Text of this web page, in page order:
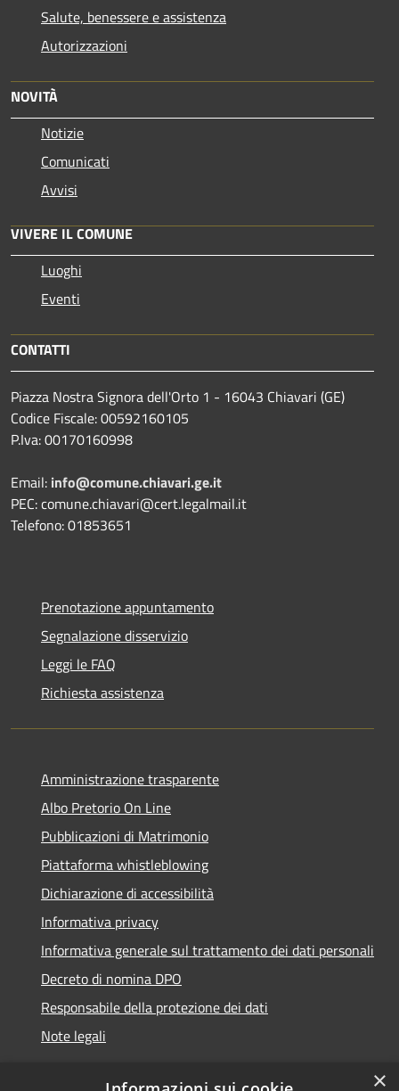
Salute, benessere e assistenza
Autorizzazioni
NOVITÀ
Notizie
Comunicati
Avvisi
VIVERE IL COMUNE
Luoghi
Eventi
CONTATTI
Piazza Nostra Signora dell'Orto 1 - 16043 Chiavari (GE)
Codice Fiscale: 00592160105
P.Iva: 00170160998
Email: info@comune.chiavari.ge.it
PEC: comune.chiavari@cert.legalmail.it
Telefono: 01853651
Prenotazione appuntamento
Segnalazione disservizio
Leggi le FAQ
Richiesta assistenza
Amministrazione trasparente
Albo Pretorio On Line
Pubblicazioni di Matrimonio
Piattaforma whistleblowing
Dichiarazione di accessibilità
Informativa privacy
Informativa generale sul trattamento dei dati personali
Decreto di nomina DPO
Responsabile della protezione dei dati
Note legali
×